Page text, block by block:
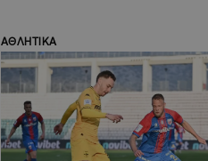
ΑΘΛΗΤΙΚΑ